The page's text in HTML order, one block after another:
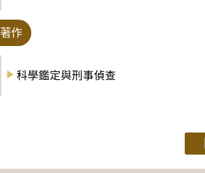
著作
科學鑑定與刑事偵查